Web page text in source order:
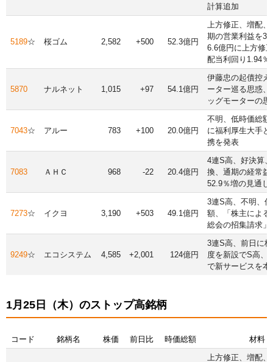
計算追加
5189☆ 桜ゴム 2,582 +500 52.3億円
上方修正、増配
期の営業利益を
6.6億円に上方修
配当利回り1.94％
5870 ナルネット 1,015 +97 54.1億円
伊藤忠の起債控え
ーター巡る思惑、
ッグモーターの思
7043☆ アルー 783 +100 20.0億円
不明、低時価総額
に福利厚生大手と
携を発表
7083 ＡＨＣ 968 -22 20.4億円
4連S高、好決算
換、通期の経常益
52.9％増の見通し
7273☆ イクヨ 3,190 +503 49.1億円
3連S高、不明、
額、「株主による
総会の招集請求」
9249☆ エコシステム 4,585 +2,001 124億円
3連S高、前日に
度を新設でS高、
で新サービスを本
1月25日（木）のストップ高銘柄
コード 銘柄名 株価 前日比 時価総額 材料
上方修正、増配